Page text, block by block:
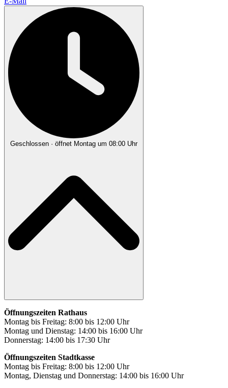
Geschlossen · öffnet Montag um 08:00 Uhr
Öffnungszeiten Rathaus
Montag bis Freitag: 8:00 bis 12:00 Uhr
Montag und Dienstag: 14:00 bis 16:00 Uhr
Donnerstag: 14:00 bis 17:30 Uhr
Öffnungszeiten Stadtkasse
Montag bis Freitag: 8:00 bis 12:00 Uhr
Montag, Dienstag und Donnerstag: 14:00 bis 16:00 Uhr